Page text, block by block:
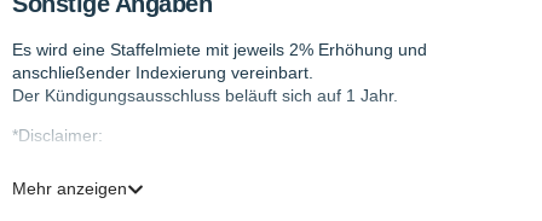
Es wird eine Staffelmiete mit jeweils 2% Erhöhung und
anschließender Indexierung vereinbart.
Der Kündigungsausschluss beläuft sich auf 1 Jahr.
*Disclaimer:
Intelligenz digital optimiert. Dabei können Anpassungen an
Mehr anzeigen